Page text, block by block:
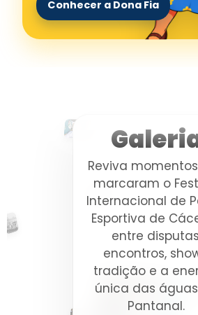
Conhecer a Dona Fia
Reviva
marcaram o
Internacional de
Esportiva de
entre
encontros,
tradição e a
única das
Pantanal.